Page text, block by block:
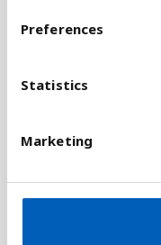
Preferences
Statistics
Marketing
djurarter försvinner
försämras. Men
absorberar
bränns eller
Statistiken är en del